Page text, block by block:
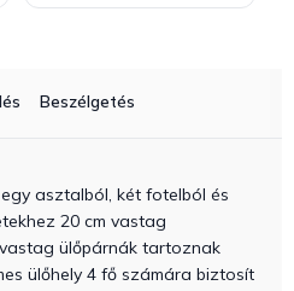
Beszélgetés
asztalból, két fotelból és
20 cm vastag
ülőpárnák tartoznak
ülőhely 4 fő számára biztosít